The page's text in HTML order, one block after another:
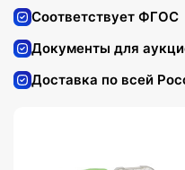
Соответствует ФГОС
Документы для
Доставка по всей